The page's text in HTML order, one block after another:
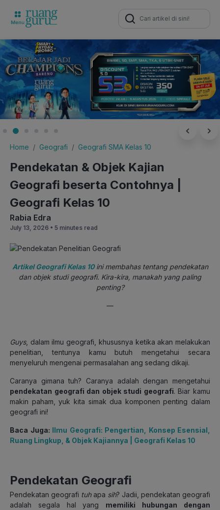
Search
for:
Home Geografi Geografi SMA Kelas 10
Pendekatan & Objek Kajian
Geografi beserta Contohnya |
Geografi Kelas 10
Rabia Edra
July 13, 2026 • 5 minutes read
Artikel Geografi Kelas 10ini membahas tentang pendekatan
dan objek studi geografi. Kira-kira, manakah yang paling
penting?
—
Guys, dalam ilmu geografi, khususnya ketika akan melakukan
penelitian, tentunya kamu butuh mengetahui secara
menyeluruh mengenai permasalahan ang sedang dikaji.
Caranya gimana tuh? Caranya adalah dengan mengetahui
pendekatan geografi dan objek studi geografi. Biar kamu
makin paham, yuk kita simak dua komponen penting dalam
geografi ini!
Baca Juga: Ilmu Geografi: Pengertian, Konsep Esensial,
Ruang Lingkup, & Objek Kajiannya | Geografi Kelas 10
Pendekatan Geografi
Pendekatan geografi tuh apa sih? Jadii, pendekatan geografi
adalah segala hal yang memiliki hubungan dengan